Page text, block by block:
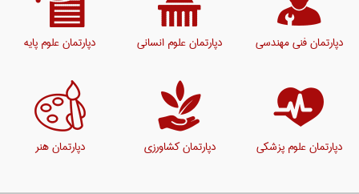
دپارتمان فنی مهندسی دپارتمان علوم انسانی دپارتمان علوم پایه
دپارتمان علوم پزشکی دپارتمان کشاورزی دپارتمان هنر